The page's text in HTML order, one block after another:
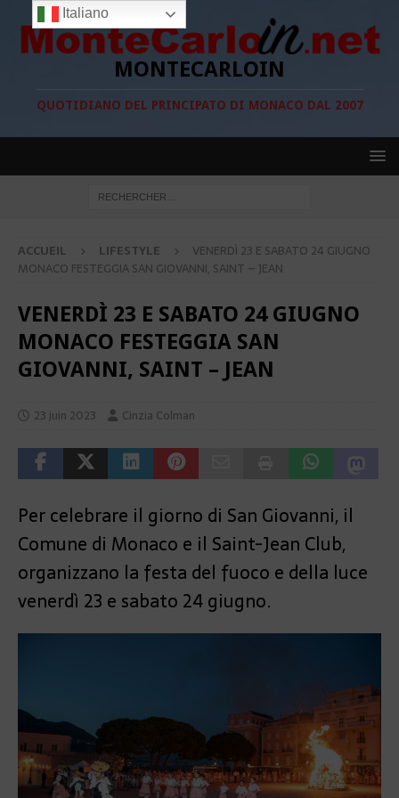
MONTECARLOIN
QUOTIDIANO DEL PRINCIPATO DI MONACO DAL 2007
ACCUEIL LIFESTYLE
VENERDÌ 23 E SABATO 24 GIUGNO
MONACO FESTEGGIA SAN GIOVANNI, SAINT – JEAN
VENERDÌ 23 E SABATO 24 GIUGNO
MONACO FESTEGGIA SAN
GIOVANNI, SAINT – JEAN
23 juin 2023 Cinzia Colman
Per celebrare il giorno di San Giovanni, il
Comune di Monaco e il Saint-Jean Club,
organizzano la festa del fuoco e della luce
venerdì 23 e sabato 24 giugno.
Italiano